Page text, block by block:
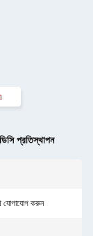
প্রতিস্থাপন
যোগাযোগ করুন